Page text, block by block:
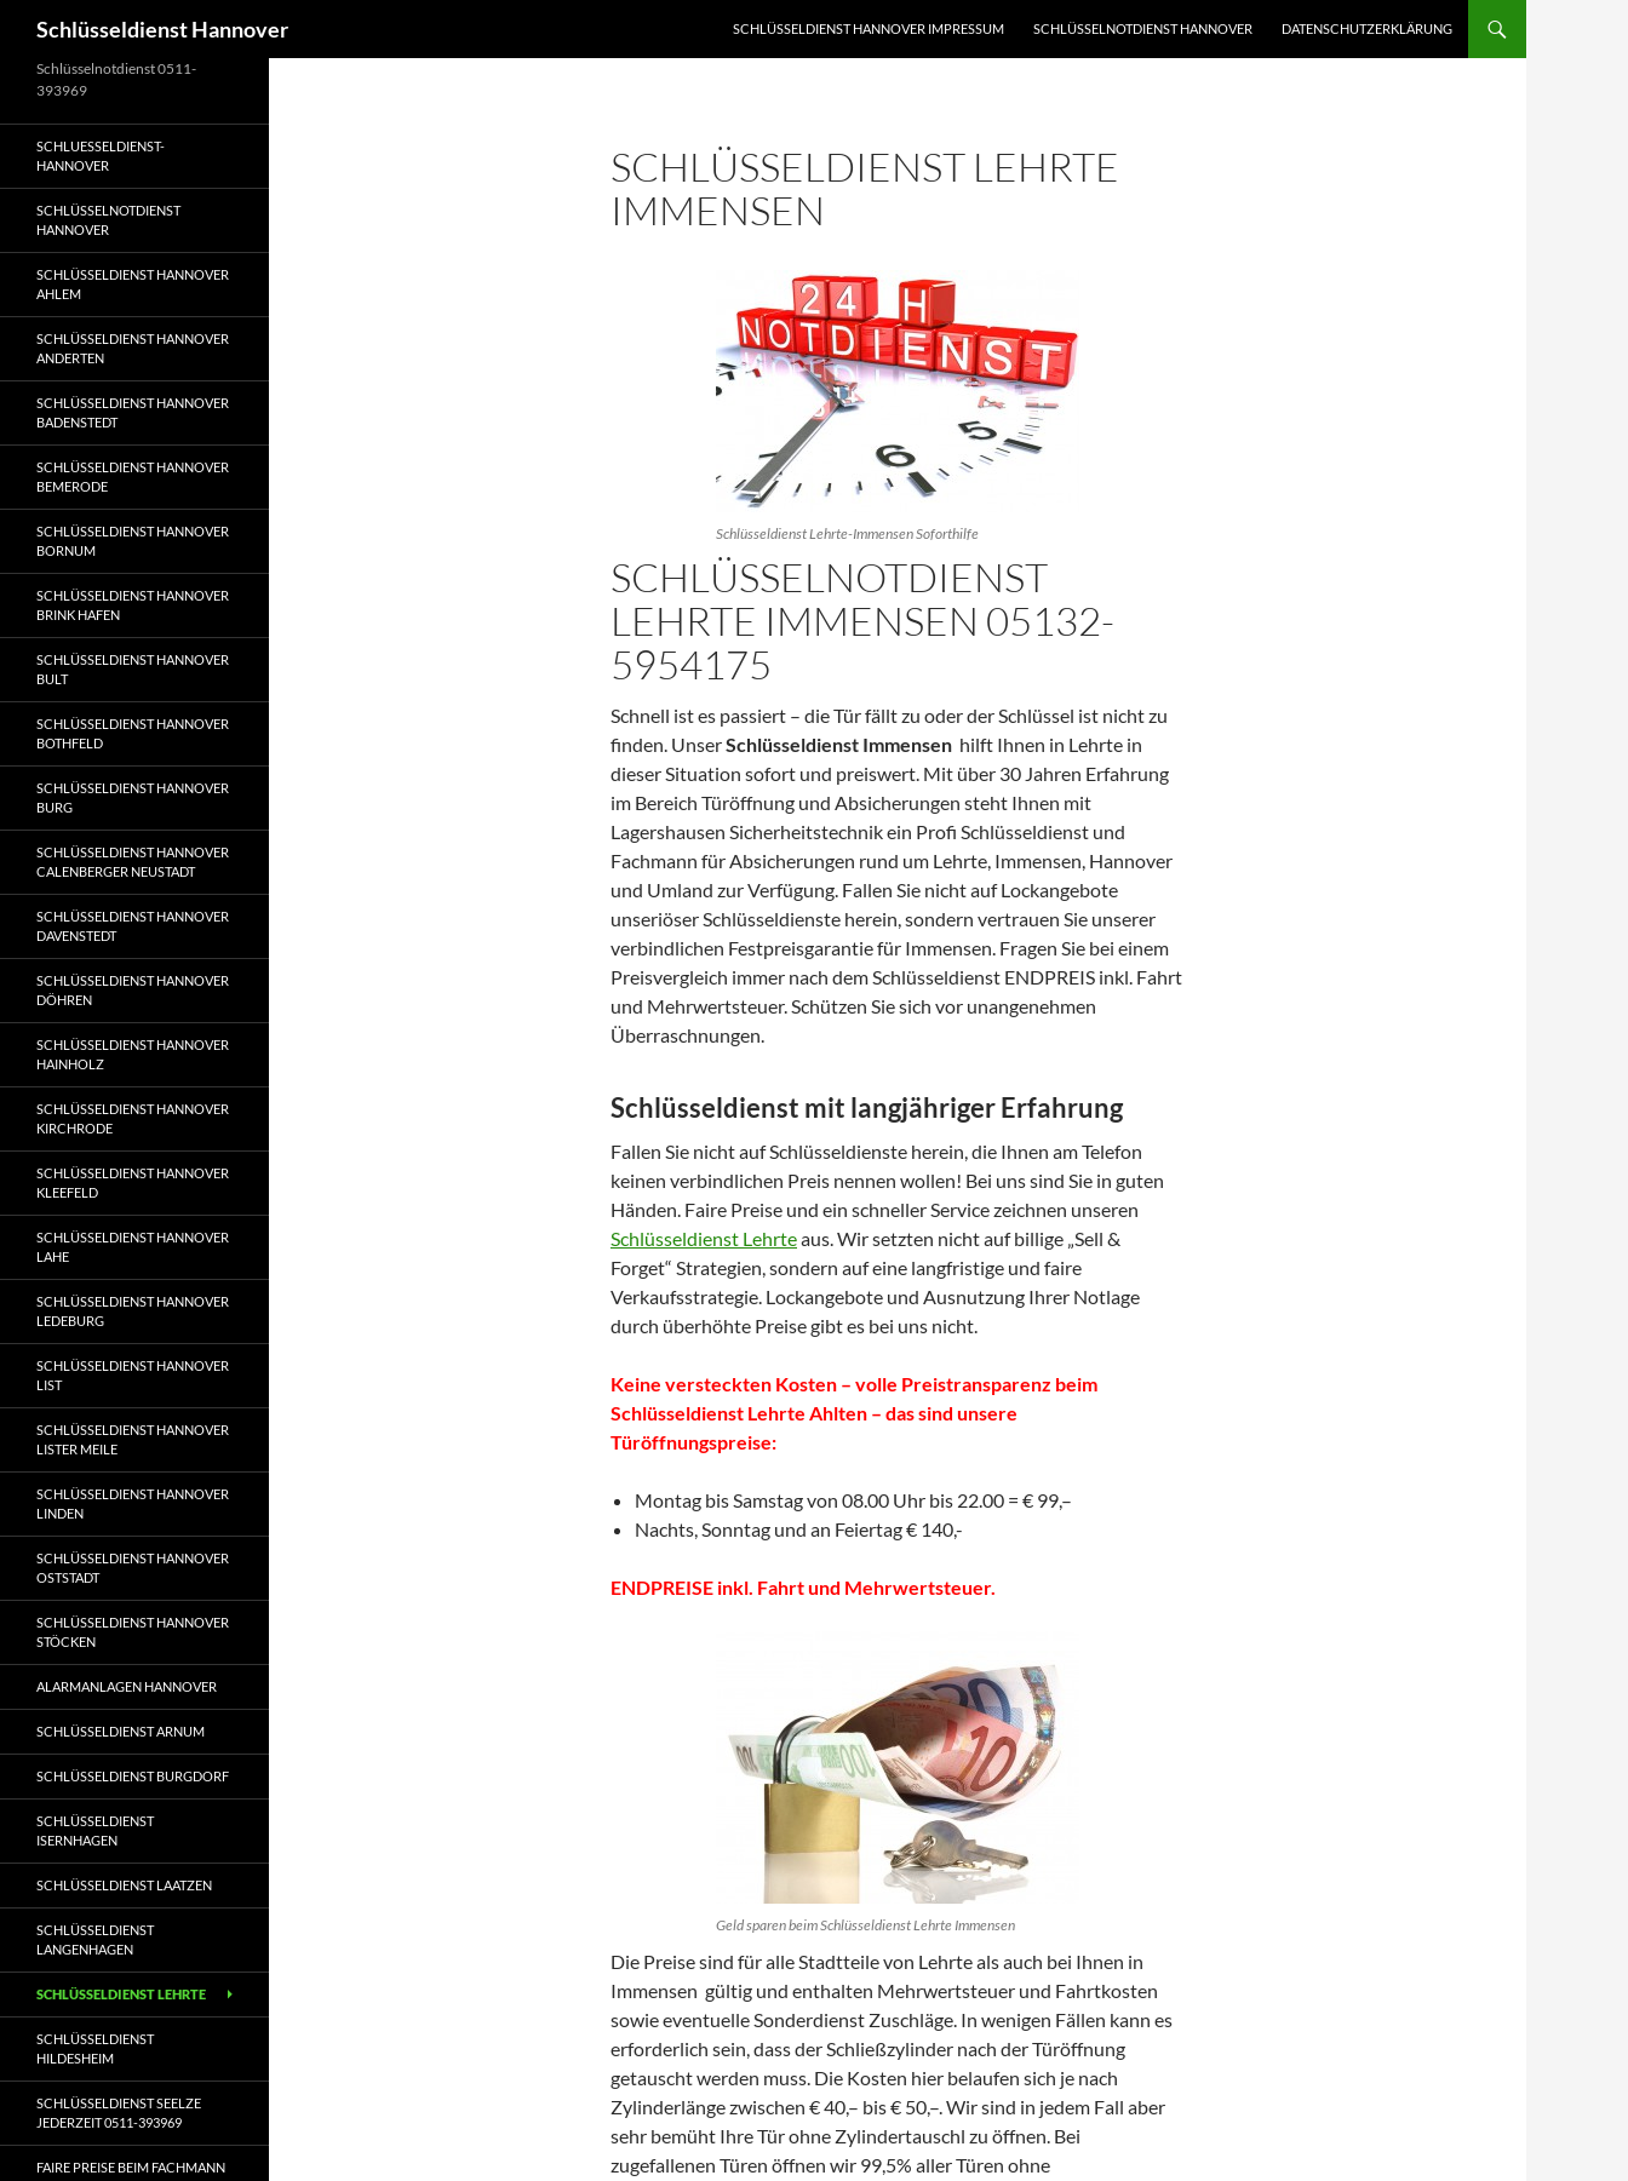
Zum
Inhalt
springen
Schlüsseldienst Hannover SCHLÜSSELDIENST HANNOVER IMPRESSUM SCHLÜSSELNOTDIENST HANNOVER DATENSCHUTZERKLÄRUNG
SCHLÜSSELDIENST LEHRTE
IMMENSEN
Schlüsseldienst Lehrte-Immensen Soforthilfe
SCHLÜSSELNOTDIENST
LEHRTE IMMENSEN 05132-
5954175
Schnell ist es passiert – die Tür fällt zu oder der Schlüssel ist nicht zu
finden. UnserSchlüsseldienst Immensen hilft Ihnen in Lehrte in
dieser Situation sofort und preiswert. Mit über 30 Jahren Erfahrung
im Bereich Türöffnung und Absicherungen steht Ihnen mit
Lagershausen Sicherheitstechnik ein Profi Schlüsseldienst und
Fachmann für Absicherungen rund um Lehrte, Immensen, Hannover
und Umland zur Verfügung. Fallen Sie nicht auf Lockangebote
unseriöser Schlüsseldienste herein, sondern vertrauen Sie unserer
verbindlichen Festpreisgarantie für Immensen. Fragen Sie bei einem
Preisvergleich immer nach dem Schlüsseldienst ENDPREIS inkl. Fahrt
und Mehrwertsteuer. Schützen Sie sich vor unangenehmen
Überraschnungen.
Schlüsseldienst mit langjähriger Erfahrung
Fallen Sie nicht auf Schlüsseldienste herein, die Ihnen am Telefon
keinen verbindlichen Preis nennen wollen! Bei uns sind Sie in guten
Händen. Faire Preise und ein schneller Service zeichnen unseren
Schlüsseldienst Lehrteaus. Wir setzten nicht auf billige „Sell &
Forget“ Strategien, sondern auf eine langfristige und faire
Verkaufsstrategie. Lockangebote und Ausnutzung Ihrer Notlage
durch überhöhte Preise gibt es bei uns nicht.
Keine versteckten Kosten – volle Preistransparenz beim
Schlüsseldienst Lehrte Ahlten – das sind unsere
Türöffnungspreise:
Montag bis Samstag von 08.00 Uhr bis 22.00 = € 99,–
Nachts, Sonntag und an Feiertag € 140,-
ENDPREISE inkl. Fahrt und Mehrwertsteuer.
Geld sparen beim Schlüsseldienst Lehrte Immensen
Die Preise sind für alle Stadtteile von Lehrte als auch bei Ihnen in
Immensen gültig und enthalten Mehrwertsteuer und Fahrtkosten
sowie eventuelle Sonderdienst Zuschläge. In wenigen Fällen kann es
erforderlich sein, dass der Schließzylinder nach der Türöffnung
getauscht werden muss. Die Kosten hier belaufen sich je nach
Zylinderlänge zwischen € 40,– bis € 50,–. Wir sind in jedem Fall aber
sehr bemüht Ihre Tür ohne Zylindertauschl zu öffnen. Bei
zugefallenen Türen öffnen wir 99,5% aller Türen ohne
Schlüsselnotdienst 0511-
393969
SCHLUESSELDIENST-
HANNOVER
SCHLÜSSELNOTDIENST
HANNOVER
SCHLÜSSELDIENST HANNOVER
AHLEM
SCHLÜSSELDIENST HANNOVER
ANDERTEN
SCHLÜSSELDIENST HANNOVER
BADENSTEDT
SCHLÜSSELDIENST HANNOVER
BEMERODE
SCHLÜSSELDIENST HANNOVER
BORNUM
SCHLÜSSELDIENST HANNOVER
BRINK HAFEN
SCHLÜSSELDIENST HANNOVER
BULT
SCHLÜSSELDIENST HANNOVER
BOTHFELD
SCHLÜSSELDIENST HANNOVER
BURG
SCHLÜSSELDIENST HANNOVER
CALENBERGER NEUSTADT
SCHLÜSSELDIENST HANNOVER
DAVENSTEDT
SCHLÜSSELDIENST HANNOVER
DÖHREN
SCHLÜSSELDIENST HANNOVER
HAINHOLZ
SCHLÜSSELDIENST HANNOVER
KIRCHRODE
SCHLÜSSELDIENST HANNOVER
KLEEFELD
SCHLÜSSELDIENST HANNOVER
LAHE
SCHLÜSSELDIENST HANNOVER
LEDEBURG
SCHLÜSSELDIENST HANNOVER
LIST
SCHLÜSSELDIENST HANNOVER
LISTER MEILE
SCHLÜSSELDIENST HANNOVER
LINDEN
SCHLÜSSELDIENST HANNOVER
OSTSTADT
SCHLÜSSELDIENST HANNOVER
STÖCKEN
ALARMANLAGEN HANNOVER
SCHLÜSSELDIENST ARNUM
SCHLÜSSELDIENST BURGDORF
SCHLÜSSELDIENST
ISERNHAGEN
SCHLÜSSELDIENST LAATZEN
SCHLÜSSELDIENST
LANGENHAGEN
SCHLÜSSELDIENST LEHRTE
SCHLÜSSELDIENST
HILDESHEIM
SCHLÜSSELDIENST SEELZE
JEDERZEIT 0511-393969
FAIRE PREISE BEIM FACHMANN